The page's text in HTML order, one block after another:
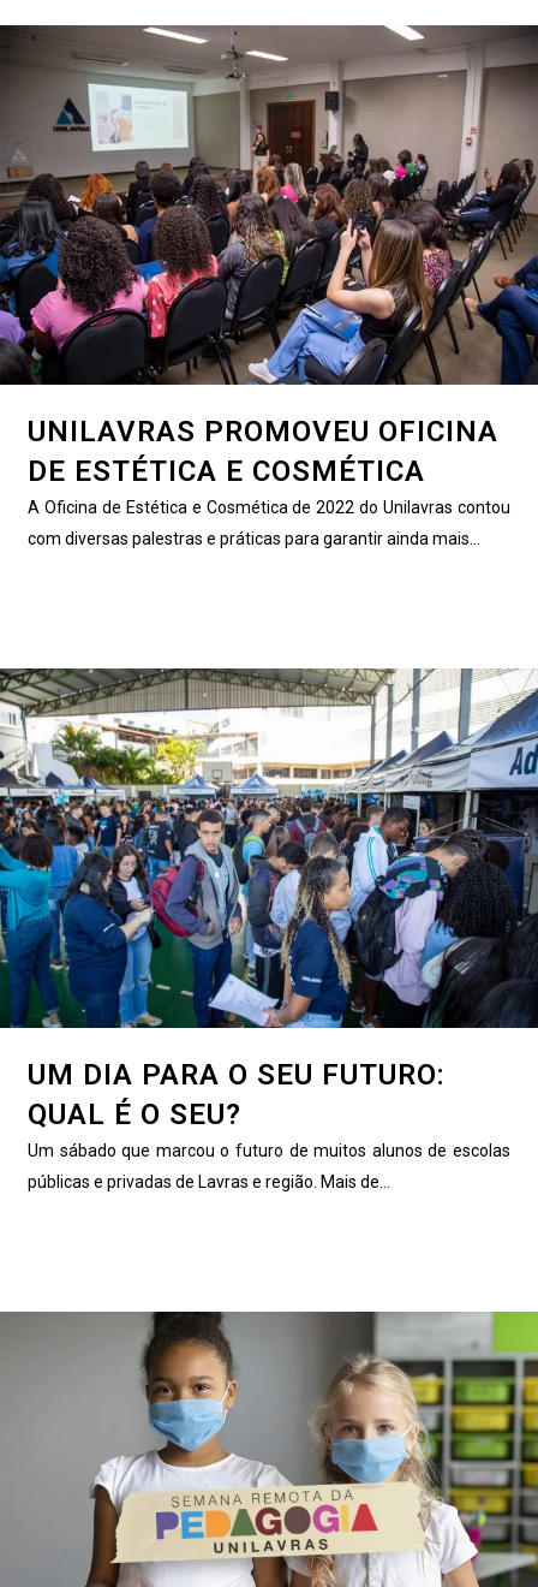
UNILAVRAS PROMOVEU OFICINA
DE ESTÉTICA E COSMÉTICA
A Oficina de Estética e Cosmética de 2022 do Unilavras contou
com diversas palestras e práticas para garantir ainda mais...
UM DIA PARA O SEU FUTURO:
QUAL É O SEU?
Um sábado que marcou o futuro de muitos alunos de escolas
públicas e privadas de Lavras e região. Mais de...